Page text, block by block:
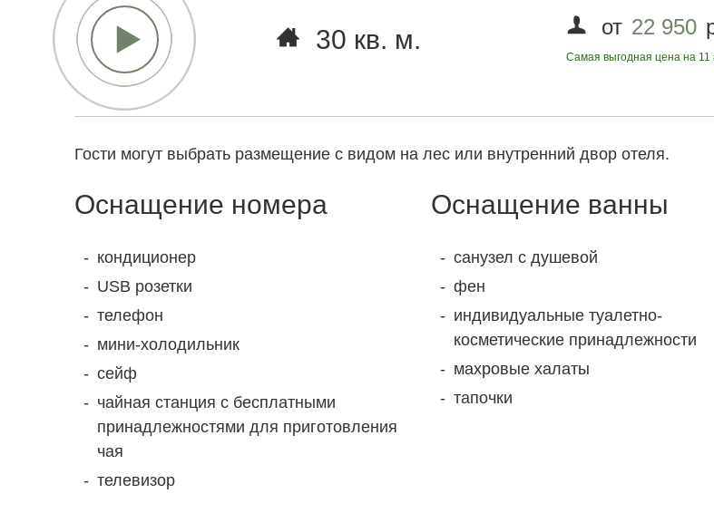
30 кв. м. от 22 950
Самая выгодная цена на 11
Гости могут выбрать размещение с видом на лес или внутренний двор отеля.
Оснащение номера
кондиционер
USB розетки
телефон
мини-холодильник
сейф
чайная станция с бесплатными
принадлежностями для приготовления
чая
телевизор
Оснащение ванны
санузел с душевой
фен
индивидуальные туалетно-
косметические принадлежности
махровые халаты
тапочки